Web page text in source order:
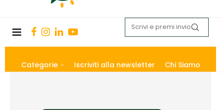
Categorie Iscriviti alla newsletter Chi Siamo